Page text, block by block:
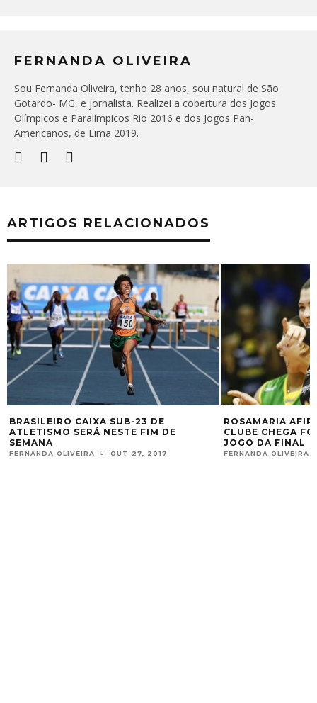
FERNANDA OLIVEIRA
Sou Fernanda Oliveira, tenho 28 anos, sou natural de São
Gotardo- MG, e jornalista. Realizei a cobertura dos Jogos
Olímpicos e Paralímpicos Rio 2016 e dos Jogos Pan-
Americanos, de Lima 2019.
ARTIGOS RELACIONADOS
BRASILEIRO CAIXA SUB-23 DE
ATLETISMO SERÁ NESTE FIM DE
SEMANA
FERNANDA OLIVEIRA OUT 27, 2017
ROSAMARIA
CLUBE CHEGA
JOGO DA FINAL
FERNANDA OLIVEIRA